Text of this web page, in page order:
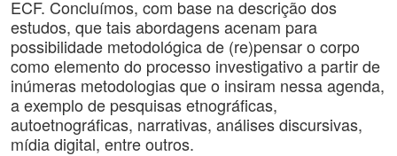
ECF. Concluímos, com base na descrição dos
estudos, que tais abordagens acenam para
possibilidade metodológica de (re)pensar o corpo
como elemento do processo investigativo a partir de
inúmeras metodologias que o insiram nessa agenda,
a exemplo de pesquisas etnográficas,
autoetnográficas, narrativas, análises discursivas,
mídia digital, entre outros.